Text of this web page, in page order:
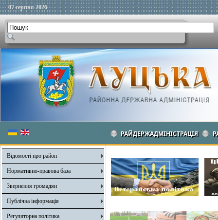
07 серпня 2026
РАЙДЕРЖАДМІНІСТРАЦІЯ
Відомості про район
Нормативно-правова база
Звернення громадян
Публічна інформація
Регуляторна політика